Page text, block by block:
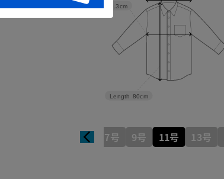
Length 80cm
49.3cm
7号 9号 11号 13号